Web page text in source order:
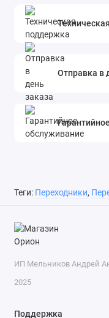
Отправка в
Теги: Переходники,
ИП Мельников Андрей
2025
Поддержка